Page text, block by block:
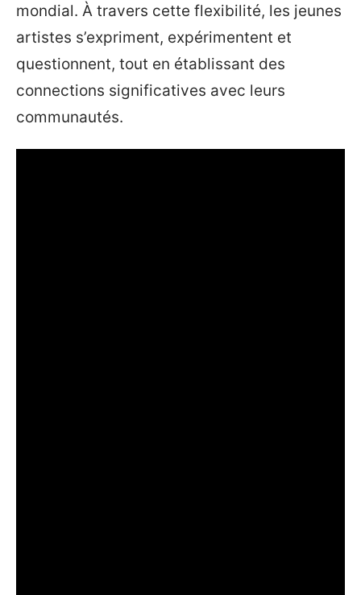
mondial. À travers cette flexibilité, les jeunes
artistes s’expriment, expérimentent et
questionnent, tout en établissant des
connections significatives avec leurs
communautés.